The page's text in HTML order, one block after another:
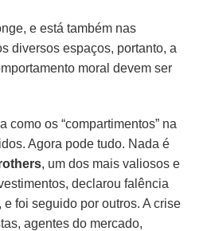
e está também nas
diversos espaços, portanto, a
moral devem ser
como os “compartimentos” na
Agora pode tudo. Nada é
, um dos mais valiosos e
declarou falência
foi seguido por outros. A crise
agentes do mercado,